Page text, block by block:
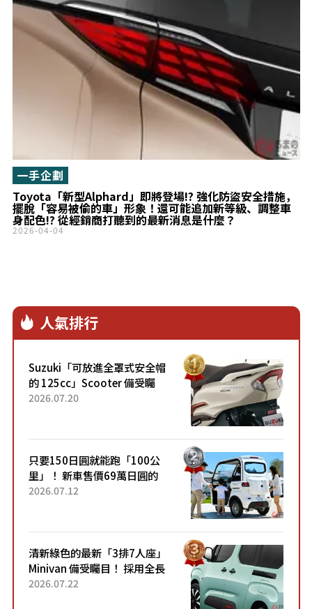
Toyota「新型Alphard」即將登場!? 強化防盜安全措施，
擺脫「容易被偷的車」形象！還可能追加新等級、調整車
身配色!? 從經銷商打聽到的最新消息是什麼？
一手企劃
2026-04-04
人氣排行
Suzuki「可放進全罩式安全帽
的 125cc」Scooter 備受矚
目！採用全新流線設計與各項
2026.07.20
只要150日圓就能跑「100公
里」！ 新車售價69萬日圓的
「3人座」Trike大受歡迎！ 順
2026.07.12
清新綠色的最新「3排7人座」
Minivan 備受矚目！ 採用全長
4.7公尺剛剛好的車身尺寸與
2026.07.22